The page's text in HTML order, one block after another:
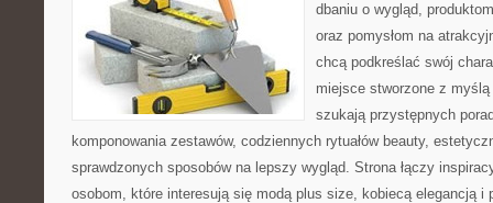
dbaniu o wygląd,
oraz pomysłom na
chcą podkreślać swój
miejsce stworzone z
szukają przystępnych
komponowania zestawów, codziennych rytuałów beauty,
sprawdzonych sposobów na lepszy wygląd. Strona łączy
osobom, które interesują się modą plus size, kobiecą elegancją